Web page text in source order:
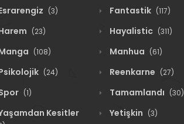
(3) Fantastik (117)
(23) Hayalistic (311)
(108) Manhua (61)
(24) Reenkarne (27)
(1) Tamamlandı (30)
Kesitler Yetişkin (3)